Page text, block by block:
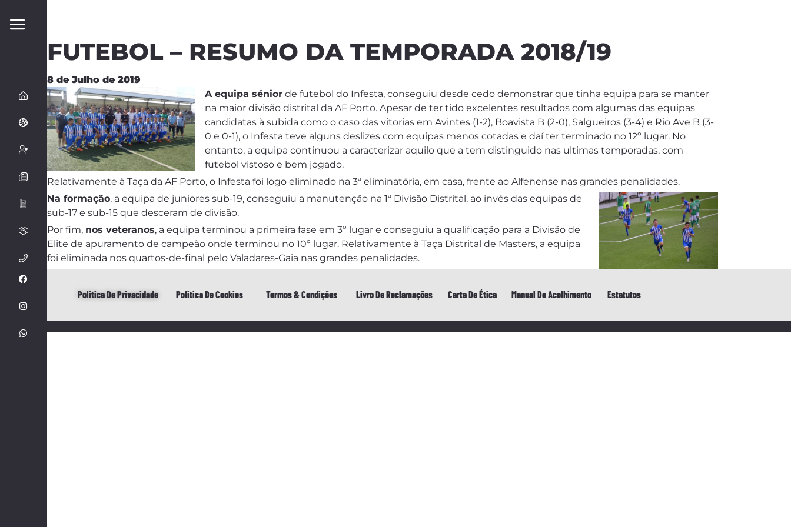
FUTEBOL – RESUMO DA TEMPORADA 2018/19
8 de Julho de 2019
A equipa sénior de futebol do Infesta, conseguiu desde cedo demonstrar que tinha equipa para se manter
na maior divisão distrital da AF Porto. Apesar de ter tido excelentes resultados com algumas das equipas
candidatas à subida como o caso das vitorias em Avintes (1-2), Boavista B (2-0), Salgueiros (3-4) e Rio Ave B (3-
0 e 0-1), o Infesta teve alguns deslizes com equipas menos cotadas e daí ter terminado no 12º lugar. No
entanto, a equipa continuou a caracterizar aquilo que a tem distinguido nas ultimas temporadas, com
futebol vistoso e bem jogado.
Relativamente à Taça da AF Porto, o Infesta foi logo eliminado na 3ª eliminatória, em casa, frente ao Alfenense nas grandes penalidades.
Na formação, a equipa de juniores sub-19, conseguiu a manutenção na 1ª Divisão Distrital, ao invés das equipas de
sub-17 e sub-15 que desceram de divisão.
Por fim, nos veteranos, a equipa terminou a primeira fase em 3º lugar e conseguiu a qualificação para a Divisão de
Elite de apuramento de campeão onde terminou no 10º lugar. Relativamente à Taça Distrital de Masters, a equipa
foi eliminada nos quartos-de-final pelo Valadares-Gaia nas grandes penalidades.
Politica De Privacidade Politica De Cookies Termos & Condições Livro De Reclamações Carta De Ética Manual De Acolhimento Estatutos